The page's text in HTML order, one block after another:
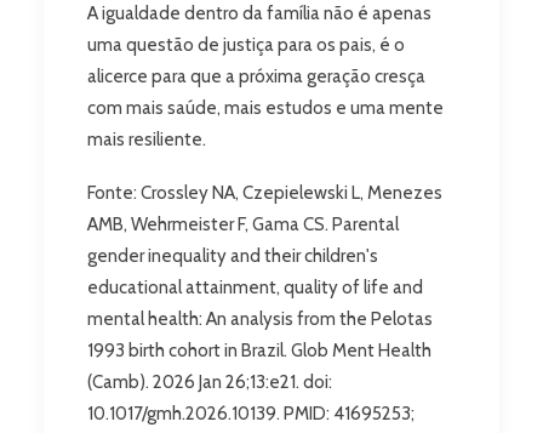
A igualdade dentro da família não é apenas
uma questão de justiça para os pais, é o
alicerce para que a próxima geração cresça
com mais saúde, mais estudos e uma mente
mais resiliente.
Fonte: Crossley NA, Czepielewski L, Menezes
AMB, Wehrmeister F, Gama CS. Parental
gender inequality and their children's
educational attainment, quality of life and
mental health: An analysis from the Pelotas
1993 birth cohort in Brazil. Glob Ment Health
(Camb). 2026 Jan 26;13:e21. doi:
10.1017/gmh.2026.10139. PMID: 41695253;